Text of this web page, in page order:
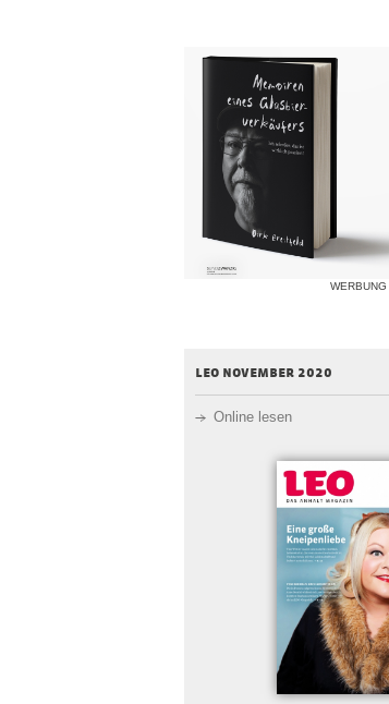
WERBUNG
leo november 2020
Online lesen